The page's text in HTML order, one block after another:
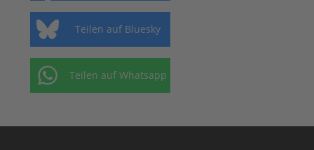
Teilen auf Bluesky
Teilen auf Whatsapp